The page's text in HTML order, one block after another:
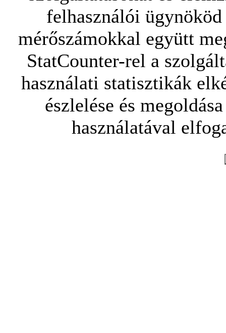
felhasználói
mérőszámokkal együtt
StatCounter-rel a
használati statisztikák
észlelése és
használatával